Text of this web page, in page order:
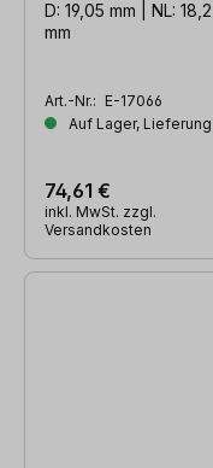
D: 19,05 mm | NL:
mm
Art.-Nr.: E-17066
Auf Lager,
74,61 €
inkl. MwSt. zzgl.
Versandkosten